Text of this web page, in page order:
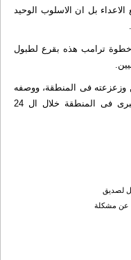
الاعداء بل ان الاسلوب الوحید
ترامب هذه بقرع لطبول
وزعزعته فی المنطقة، ووصفه
بالمغامرة الواضحة، و"قد شهدنا انتفاضة کبرى فی المنطقة خلال ال 24
لصديق
عن مشكلة